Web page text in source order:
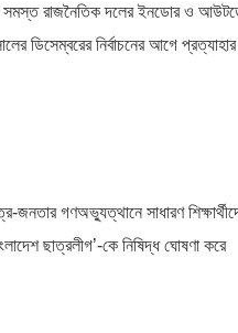
সমস্ত রাজনৈতিক দলের ইনডোর ও
ডিসেম্বরের নির্বাচনের আগে
গণঅভ্যুত্থানে সাধারণ
ছাত্রলীগ’-কে নিষিদ্ধ ঘোষণা করে